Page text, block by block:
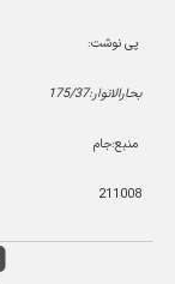
پی نوشت:
بحارالانوار:175/37
منبع:جام
211008